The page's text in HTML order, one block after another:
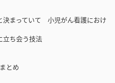
まっていて 小児がん看護におけ
ち会う技法
とめ